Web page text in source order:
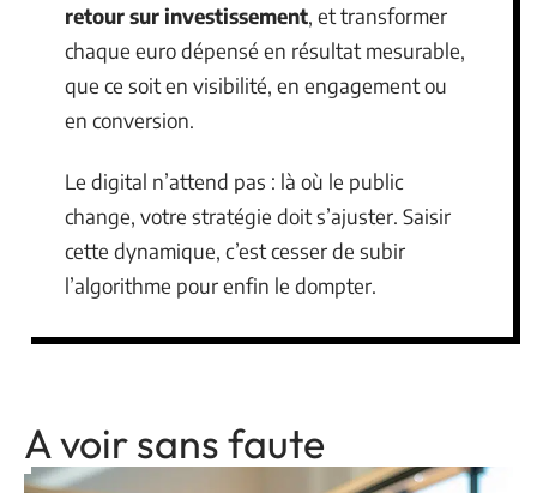
retour sur investissement, et transformer
chaque euro dépensé en résultat mesurable,
que ce soit en visibilité, en engagement ou
en conversion.
Le digital n’attend pas : là où le public
change, votre stratégie doit s’ajuster. Saisir
cette dynamique, c’est cesser de subir
l’algorithme pour enfin le dompter.
A voir sans faute